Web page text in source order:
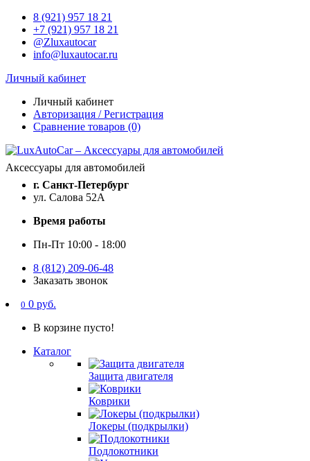
8 (921) 957 18 21
+7 (921) 957 18 21
@Zluxautocar
info@luxautocar.ru
Личный кабинет
Личный кабинет
Авторизация / Регистрация
Сравнение товаров (0)
Аксессуары для автомобилей
г. Санкт-Петербург
ул. Салова 52А
Время работы
Пн-Пт 10:00 - 18:00
8 (812) 209-06-48
Заказать звонок
0 0 руб.
В корзине пусто!
Каталог
Защита двигателя
Коврики
Локеры (подкрылки)
Подлокотники